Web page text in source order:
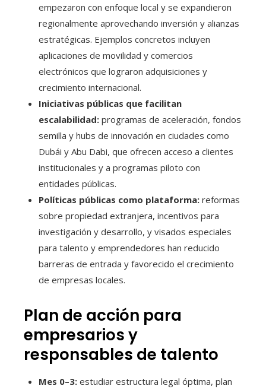
empezaron con enfoque local y se expandieron
regionalmente aprovechando inversión y alianzas
estratégicas. Ejemplos concretos incluyen
aplicaciones de movilidad y comercios
electrónicos que lograron adquisiciones y
crecimiento internacional.
Iniciativas públicas que facilitan
escalabilidad: programas de aceleración, fondos
semilla y hubs de innovación en ciudades como
Dubái y Abu Dabi, que ofrecen acceso a clientes
institucionales y a programas piloto con
entidades públicas.
Políticas públicas como plataforma: reformas
sobre propiedad extranjera, incentivos para
investigación y desarrollo, y visados especiales
para talento y emprendedores han reducido
barreras de entrada y favorecido el crecimiento
de empresas locales.
Plan de acción para
empresarios y
responsables de talento
Mes 0–3: estudiar estructura legal óptima, plan